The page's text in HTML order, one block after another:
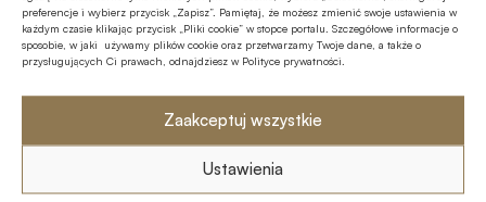
preferencje i wybierz przycisk „Zapisz”. Pamiętaj, że możesz zmienić swoje ustawienia w
każdym czasie klikając przycisk „Pliki cookie” w stopce portalu. Szczegółowe informacje o
sposobie, w jaki używamy plików cookie oraz przetwarzamy Twoje dane, a także o
przysługujących Ci prawach, odnajdziesz w Polityce prywatności.
Zaakceptuj wszystkie
Ustawienia
20-21 listopada 2025 r., Holiday Inn
Telimeny 1, Józefów
Belwederska 23, Warszawa
9 grudnia 2025 r., Novotel Centrum,